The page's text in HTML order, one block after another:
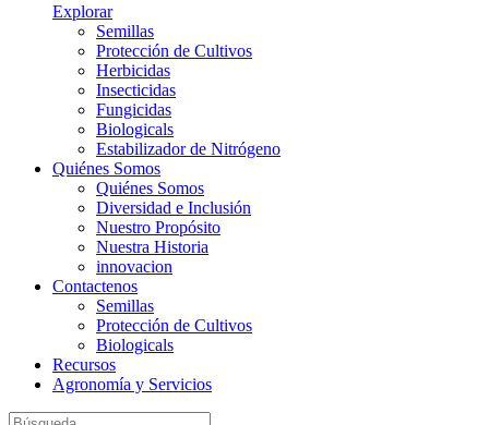
Explorar
Semillas
Protección de Cultivos
Herbicidas
Insecticidas
Fungicidas
Biologicals
Estabilizador de Nitrógeno
Quiénes Somos
Quiénes Somos
Diversidad e Inclusión
Nuestro Propósito
Nuestra Historia
innovacion
Contactenos
Semillas
Protección de Cultivos
Biologicals
Recursos
Agronomía y Servicios